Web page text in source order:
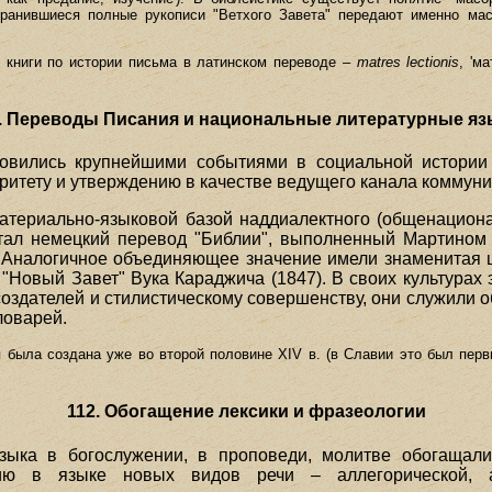
полные рукописи "Ветхого Завета" передают именно
по истории письма в латинском переводе –matres lectionis ,
Переводы Писания и национальные литературные
крупнейшими событиями в социальной
и утверждению в качестве ведущего канала
языковой базой наддиалектного
немецкий перевод "Библии", выполненный
объединяющее значение имели
"Новый Завет" Вука Караджича (1847). В своих
и стилистическому совершенству, они служили
была создана уже во второй половине XIV в. (в Славии это был
112. Обогащение лексики и фразеологии
в богослужении, в проповеди, молитве
в языке новых видов речи – аллегорической,